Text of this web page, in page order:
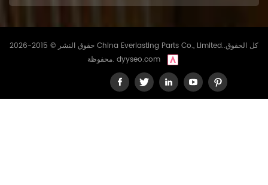
حقوق النشر © 2015-2026 China Everlasting Parts Co., Limited..كل الحقوق
محفوظة. dyyseo.com